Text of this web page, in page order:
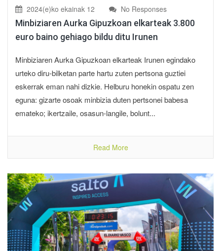
2024(e)ko ekainak 12 No Responses
Minbiziaren Aurka Gipuzkoan elkarteak 3.800
euro baino gehiago bildu ditu Irunen
Minbiziaren Aurka Gipuzkoan elkarteak Irunen egindako
urteko diru-bilketan parte hartu zuten pertsona guztiei
eskerrak eman nahi dizkie. Helburu honekin ospatu zen
eguna: gizarte osoak minbizia duten pertsonei babesa
emateko; ikertzaile, osasun-langile, bolunt...
Read More